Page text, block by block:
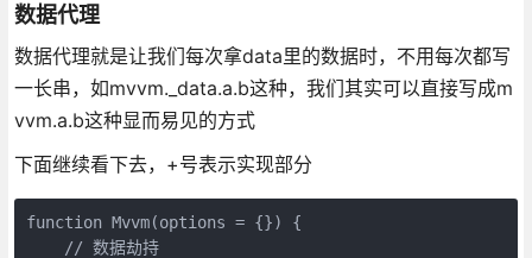
数据代理
数据代理就是让我们每次拿data里的数据时，不用每次都写
一长串，如mvvm._data.a.b这种，我们其实可以直接写成m
vvm.a.b这种显而易见的方式
下面继续看下去，+号表示实现部分
function Mvvm(options = {}) {
    // 数据劫持